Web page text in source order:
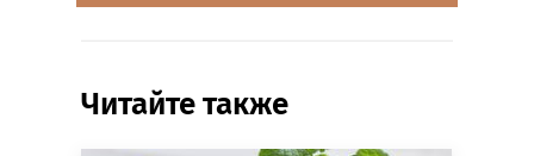
Читайте также